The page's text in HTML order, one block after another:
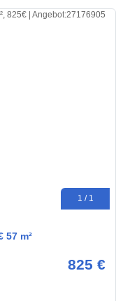
1 / 1
57 m²
825 €